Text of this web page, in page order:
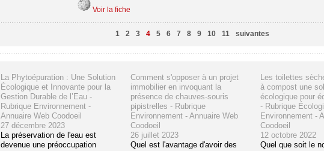
Voir la fiche
1 2 3 4 5 6 7 8 9 10 11 suivantes
La Phytoépuration : Une Solution
Écologique et Innovante pour la
Gestion Durable de l’Eau -
Rubrique Environnement -
Annuaire Web Coodoeil
27 décembre 2023
La préservation de l'eau est
devenue une préoccupation
Comment s'opposer à un projet
immobilier en invoquant la
présence de chauves-souris
pipistrelles - Rubrique
Environnement - Annuaire Web
Coodoeil
26 juillet 2023
Quel est l'avantage d'avoir des
Les toilettes
à compost une
écologique pour
- Rubrique
Environnement -
Coodoeil
12 octobre 2022
Quel que soit le